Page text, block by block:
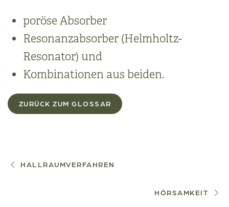
poröse Absorber
Resonanzabsorber (Helmholtz-
Resonator) und
Kombinationen aus beiden.
ZURÜCK ZUM GLOSSAR
HALLRAUMVERFAHREN
HÖRSAMKEIT